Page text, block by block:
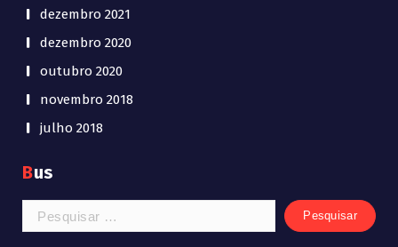
dezembro 2021
dezembro 2020
outubro 2020
novembro 2018
julho 2018
Bus